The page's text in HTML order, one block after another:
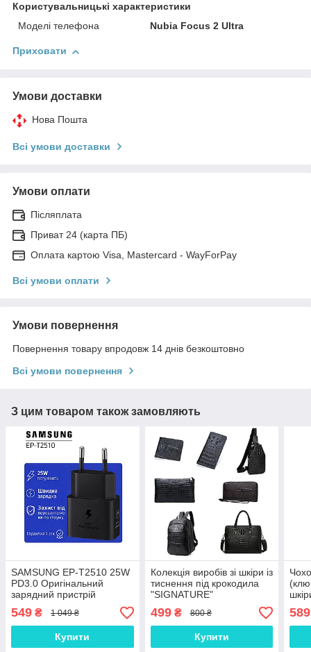
Користувальницькі характеристики
Моделі телефона
Nubia Focus 2 Ultra
Приховати
Умови доставки
Нова Пошта
Всі умови доставки
Умови оплати
Післяплата
Приват 24 (карта ПБ)
Оплата картою Visa, Mastercard - WayForPay
Всі умови оплати
Умови повернення
Повернення товару впродовж 14 днів безкоштовно
Всі умови повернення
З цим товаром також замовляють
SAMSUNG EP-T2510 25W
PD3.0 Оригінальний
зарядний пристрій
549 ₴ 1 049 ₴
Купити
Колекція виробів зі шкіри із
тиснення під крокодила
"SIGNATURE"
499₴ 800 ₴
Купити
589